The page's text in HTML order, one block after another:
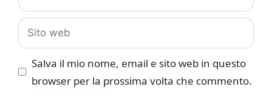
Sito
web
Salva il mio nome, email e sito web in questo
browser per la prossima volta che commento.